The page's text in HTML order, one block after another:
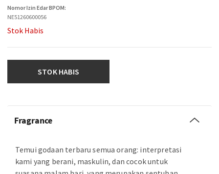
Nomor Izin Edar BPOM:
NE51260600056
Stok Habis
STOK HABIS
Fragrance
Temui godaan terbaru semua orang: interpretasi
kami yang berani, maskulin, dan cocok untuk